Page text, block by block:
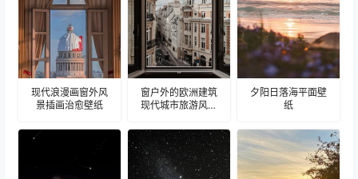
现代浪漫画窗外风
景插画治愈壁纸
窗户外的欧洲建筑
现代城市旅游风景
夕阳日落海平面壁
纸